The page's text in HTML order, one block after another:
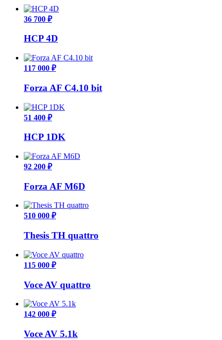
36 700 ₽
HCP 4D
117 000 ₽
Forza AF C4.10 bit
51 400 ₽
HCP 1DK
92 200 ₽
Forza AF M6D
510 000 ₽
Thesis TH quattro
115 000 ₽
Voce AV quattro
142 000 ₽
Voce AV 5.1k